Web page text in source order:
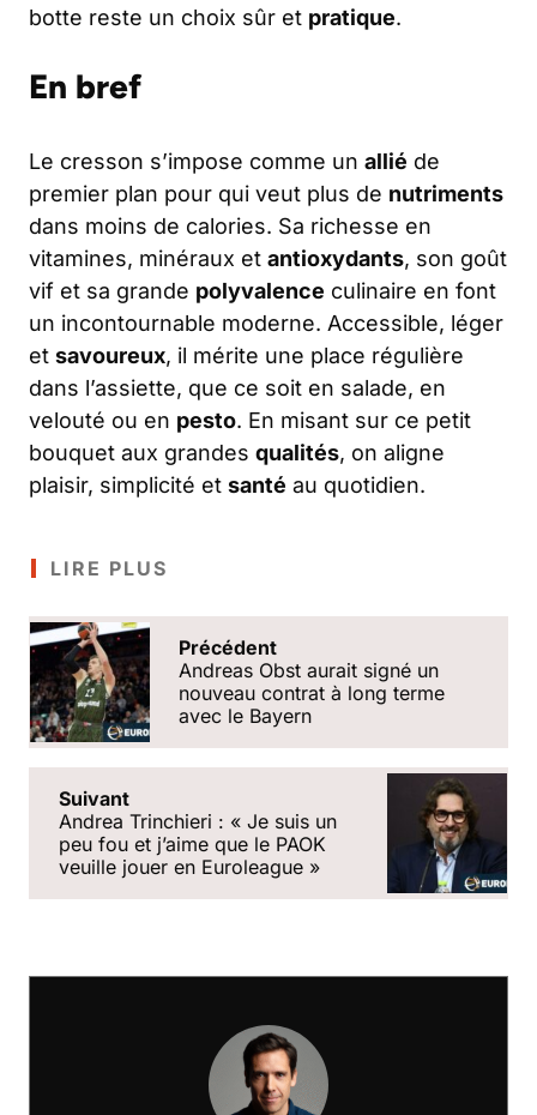
botte reste un choix sûr et pratique.
En bref
Le cresson s’impose comme un allié de
premier plan pour qui veut plus de nutriments
dans moins de calories. Sa richesse en
vitamines, minéraux et antioxydants, son goût
vif et sa grande polyvalence culinaire en font
un incontournable moderne. Accessible, léger
et savoureux, il mérite une place régulière
dans l’assiette, que ce soit en salade, en
velouté ou en pesto. En misant sur ce petit
bouquet aux grandes qualités, on aligne
plaisir, simplicité et santé au quotidien.
LIRE PLUS
Précédent
Andreas Obst aurait signé un
nouveau contrat à long terme
avec le Bayern
Suivant
Andrea Trinchieri : « Je suis un
peu fou et j’aime que le PAOK
veuille jouer en Euroleague »